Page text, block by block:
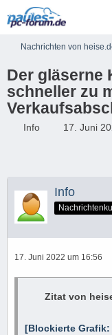
Nachrichten von
Der gläserne
schneller zu
Info 17. Juni
Info
17. Juni 2022 um 16:56
Zitat von
[Blockierte Grafik: